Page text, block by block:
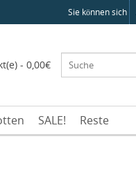
Sie können sich
- 0,00€
SALE! Reste